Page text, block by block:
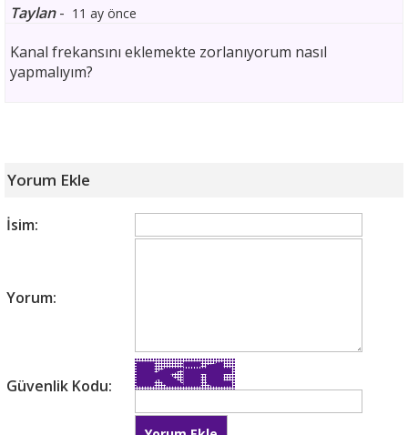
Taylan- 11 ay önce
Kanal frekansını eklemekte zorlanıyorum nasıl
yapmalıyım?
Yorum Ekle
İsim:
Yorum:
Güvenlik Kodu: